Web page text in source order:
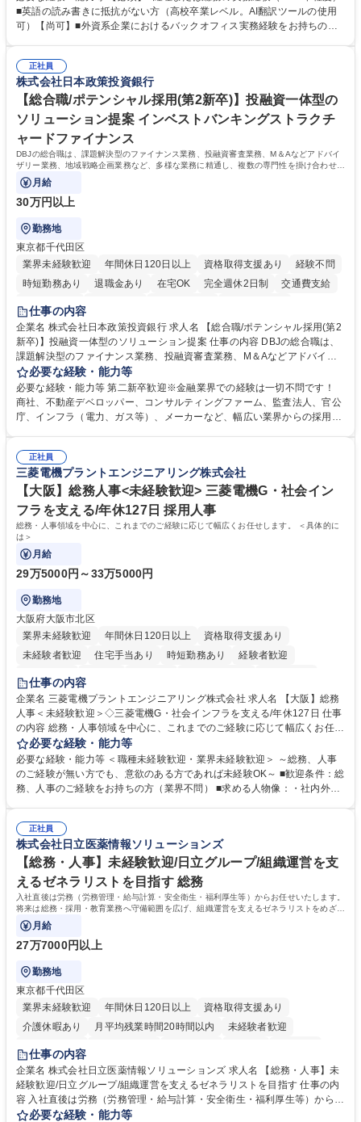
できる環境です。 ■日常経理、月次および年次決算サポート業務 ■本国
（グローバル）との英文メール対応（AI翻訳ツール等を使用しての対応で
業務をお任せします。残業も基本的には発生せず、ご自身のペースで業務
を進めやすく定着率の高い環境です。 募集職種 東京【経理・総務】週1日
出社程度のリモート中心/残業基本無/独立系ファーム
■英語の読み書きに抵抗がない方（高校卒業レベル。AI翻訳ツールの使用
可）【尚可】■外資系企業におけるバックオフィス実務経験をお持ちの方
【働き方について】現在は週4日程度の在宅勤務を実施しており、ワーク
ライフバランスを重視する方に最適な環境です（フルリモートも面接で相
談可）。【求める人物像】幅広いバックオフィス業務に柔軟に対応でき、
社内外と円滑にコミュニケーションを取りながら業務を推進できる方 学
歴・資格 学歴：大学院 大学 高専 短大 専修学校 高校 語学力： 資格：
正社員
株式会社日本政策投資銀行
【総合職/ポテンシャル採用(第2新卒)】投融資一体型の
ソリューション提案 インベストバンキングストラクチ
ャードファイナンス
DBJの総合職は、課題解決型のファイナンス業務、投融資審査業務、M＆Aなどアドバイ
ザリー業務、地域戦略企画業務など、多様な業務に精通し、複数の専門性を掛け合わせて
広く社会に貢献していく職種です。
月給
30万円以上
勤務地
東京都千代田区
業界未経験歓迎
年間休日120日以上 資格取得支援あり
経験不問
時短勤務あり
退職金あり 在宅OK 完全週休2日制
交通費支給
駅近5分以内
食事補助あり
託児所あり
仕事の内容
企業名 株式会社日本政策投資銀行 求人名 【総合職/ポテンシャル採用(第2
新卒)】投融資一体型のソリューション提案 仕事の内容 DBJの総合職は、
課題解決型のファイナンス業務、投融資審査業務、M＆Aなどアドバイザ
リー業務、地域戦略企画業務など、多様な業務に精通し、複数の専門性を
掛け合わせて広く社会に貢献していく職種です。 入社後は、横断的なロー
テーションを経て適性や専門性に応じたキャリアを形成していただきま
す。総合職として入社いただき、下記いずれかの部門でご活躍いただきま
ート・ナレッジ業務 ※それぞれの業務内容に関しては、別途その他労働条
件備考欄に記載 募集職種 【総合職/ポテンシャル採用(第2新卒)】投融資一
体型のソリューション提案
必要な経験・能力等
必要な経験・能力等 第二新卒歓迎※金融業界での経験は一切不問です！
商社、不動産デベロッパー、コンサルティングファーム、監査法人、官公
庁、インフラ（電力、ガス等）、メーカーなど、幅広い業界からの採用実
く高い志を併せもった人材を求めています。ポテンシャル採用（第2新
卒）では、金融業界での経験や知識を問いません。新たな時代を見据え
て、複雑化する社会課題の解決に向けて先鞭をつける役割を担いたい、と
いう気概をお持ちの方を心待ちにしています。 学歴・資格 学歴：大学院
大学 語学力： 資格：
正社員
三菱電機プラントエンジニアリング株式会社
【大阪】総務人事<未経験歓迎> 三菱電機G・社会イン
フラを支える/年休127日 採用人事
総務・人事領域を中心に、これまでのご経験に応じて幅広くお任せします。 ＜具体的に
は＞
月給
29万5000円～33万5000円
勤務地
大阪府大阪市北区
業界未経験歓迎
年間休日120日以上
資格取得支援あり
未経験者歓迎
住宅手当あり 時短勤務あり
経験者歓迎
退職金あり
駅近5分以内
土日祝休み 服装自由 寮・社宅あり 食事補助あり
仕事の内容
企業名 三菱電機プラントエンジニアリング株式会社 求人名 【大阪】総務
人事＜未経験歓迎＞◇三菱電機G・社会インフラを支える/年休127日 仕事
の内容 総務・人事領域を中心に、これまでのご経験に応じて幅広くお任せ
します。 ＜具体的には＞ ・総務/人事労務（給与・社保・勤怠管理など）
・採用・教育研修 ・福利厚生運用 など ※基本的には事務所勤務ですが、
採用や教育等の業務内容により、関西圏以外への日帰り・宿泊を伴う国内
出張もございます。 ※担当業務を持ちつつ、お互いに助け合いながら、総
必要な経験・能力等
必要な経験・能力等 ＜職種未経験歓迎・業界未経験歓迎＞ ～総務、人事
のご経験が無い方でも、意欲のある方であれば未経験OK～ ■歓迎条件：総
務、人事のご経験をお持ちの方（業界不問） ■求める人物像：・社内外の
正社員
株式会社日立医薬情報ソリューションズ
【総務・人事】未経験歓迎/日立グループ/組織運営を支
えるゼネラリストを目指す 総務
入社直後は労務（労務管理・給与計算・安全衛生・福利厚生等）からお任せいたします。
将来は総務・採用・教育業務へ守備範囲を広げ、組織運営を支えるゼネラリストをめざせ
ます。
月給
27万7000円以上
勤務地
東京都千代田区
業界未経験歓迎
年間休日120日以上
資格取得支援あり
介護休暇あり
月平均残業時間20時間以内
未経験者歓迎
住宅手当あり
育休あり
完全週休2日制 交通費支給 土日祝休み 寮・社宅あり
仕事の内容
企業名 株式会社日立医薬情報ソリューションズ 求人名 【総務・人事】未
経験歓迎/日立グループ/組織運営を支えるゼネラリストを目指す 仕事の内
容 入社直後は労務（労務管理・給与計算・安全衛生・福利厚生等）からお
任せいたします。将来は総務・採用・教育業務へ守備範囲を広げ、組織運
必要な経験・能力等